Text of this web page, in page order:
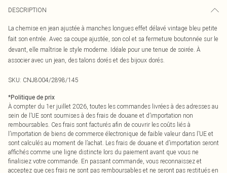
DESCRIPTION
La chemise en jean ajustée à manches longues effet délavé vintage bleu petite
fait son entrée. Avec sa coupe ajustée, son col et sa fermeture boutonnée sur le
devant, elle maîtrise le style moderne. Idéale pour une tenue de soirée. À
associer avec un jean, des talons dorés et des bijoux dorés.
SKU: CNJ8004/2898/145
*Politique de prix
À compter du 1er juillet 2026, toutes les commandes livrées à des adresses au
sein de l’UE sont soumises à des frais de douane et d’importation non
remboursables. Ces frais sont facturés afin de couvrir les coûts liés à
l’importation de biens de commerce électronique de faible valeur dans l’UE et
sont calculés au moment de l’achat. Les frais de douane et d’importation seront
affichés comme une ligne distincte lors du paiement avant que vous ne
finalisiez votre commande. En passant commande, vous reconnaissez et
acceptez que ces frais ne sont pas remboursables et ne seront pas restitués en